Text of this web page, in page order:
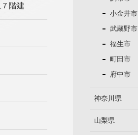
階建
小金井市
武蔵野市
福生市
町田市
府中市
神奈川県
山梨県